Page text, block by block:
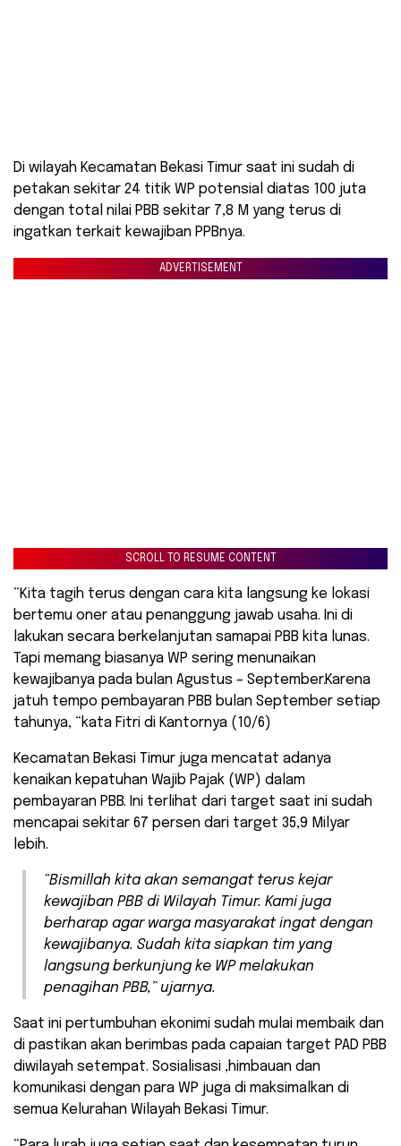
Di wilayah Kecamatan Bekasi Timur saat ini sudah di
petakan sekitar 24 titik WP potensial diatas 100 juta
dengan total nilai PBB sekitar 7,8 M yang terus di
ingatkan terkait kewajiban PPBnya.
ADVERTISEMENT
SCROLL TO RESUME CONTENT
“Kita tagih terus dengan cara kita langsung ke lokasi
bertemu oner atau penanggung jawab usaha. Ini di
lakukan secara berkelanjutan samapai PBB kita lunas.
Tapi memang biasanya WP sering menunaikan
kewajibanya pada bulan Agustus – September.Karena
jatuh tempo pembayaran PBB bulan September setiap
tahunya, “kata Fitri di Kantornya (10/6)
Kecamatan Bekasi Timur juga mencatat adanya
kenaikan kepatuhan Wajib Pajak (WP) dalam
pembayaran PBB. Ini terlihat dari target saat ini sudah
mencapai sekitar 67 persen dari target 35,9 Milyar
lebih.
“Bismillah kita akan semangat terus kejar
kewajiban PBB di Wilayah Timur. Kami juga
berharap agar warga masyarakat ingat dengan
kewajibanya. Sudah kita siapkan tim yang
langsung berkunjung ke WP melakukan
penagihan PBB,” ujarnya.
Saat ini pertumbuhan ekonimi sudah mulai membaik dan
di pastikan akan berimbas pada capaian target PAD PBB
diwilayah setempat. Sosialisasi ,himbauan dan
komunikasi dengan para WP juga di maksimalkan di
semua Kelurahan Wilayah Bekasi Timur.